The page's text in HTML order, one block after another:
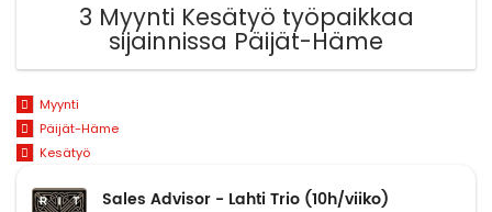
3 Myynti Kesätyö työpaikkaa
sijainnissa Päijät-Häme
Myynti
Päijät-Häme
Kesätyö
Sales Advisor - Lahti Trio (10h/viiko)